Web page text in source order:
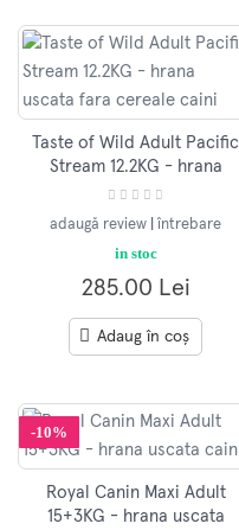
Taste of Wild Adult Pacific
Stream 12.2KG - hrana
uscata fara cereale caini
adaugă review întrebare
in stoc
285.00 Lei
Adaug în coș
-10%
Royal Canin Maxi Adult
15+3KG - hrana uscata